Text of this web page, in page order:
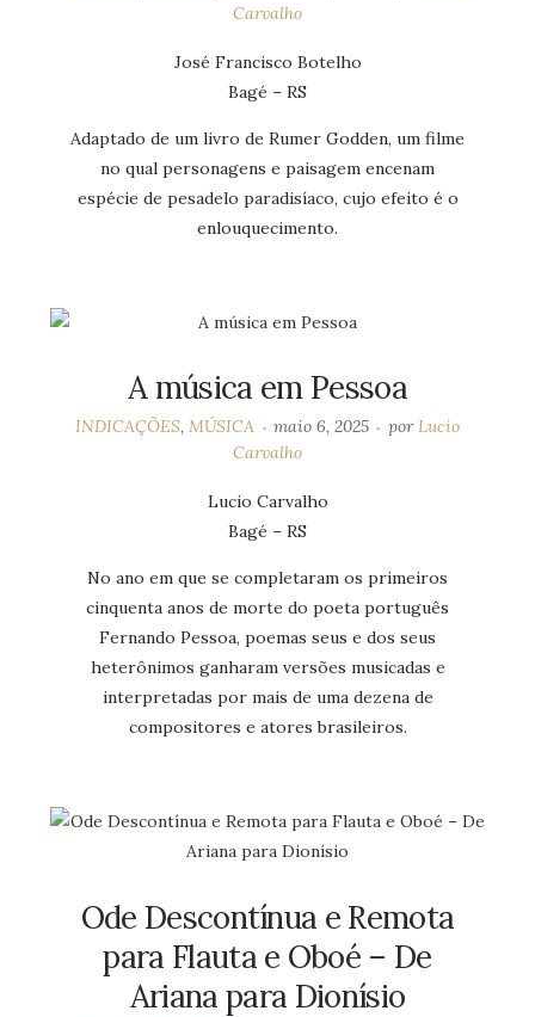
Carvalho
José Francisco Botelho
Bagé – RS
Adaptado de um livro de Rumer Godden, um filme
no qual personagens e paisagem encenam
espécie de pesadelo paradisíaco, cujo efeito é o
enlouquecimento.
A música em Pessoa
INDICAÇÕES,MÚSICA maio 6, 2025 porLucio
Carvalho
Lucio Carvalho
Bagé – RS
No ano em que se completaram os primeiros
cinquenta anos de morte do poeta português
Fernando Pessoa, poemas seus e dos seus
heterônimos ganharam versões musicadas e
interpretadas por mais de uma dezena de
compositores e atores brasileiros.
Ode Descontínua e Remota
para Flauta e Oboé – De
Ariana para Dionísio